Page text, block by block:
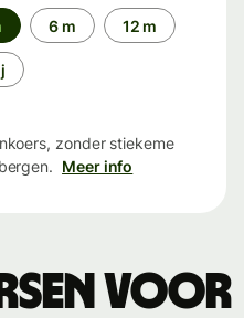
6 m 12 m
zonder stiekeme
Meer info
voor